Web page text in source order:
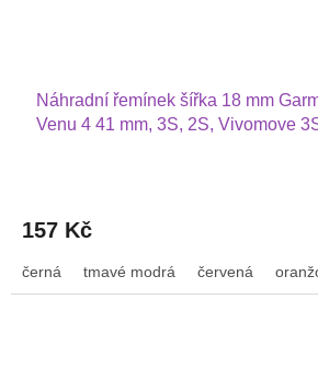
Náhradní řemínek šířka 18 mm
Venu 4 41 mm, 3S, 2S, Vivomove
157 Kč
černá tmavé modrá červená